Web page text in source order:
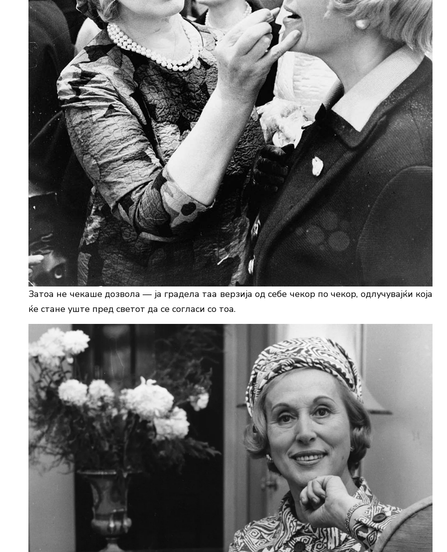
Затоа не чекаше дозвола — ја градела таа верзија од себе чекор по чекор, одлучувајќи која
ќе стане уште пред светот да се согласи со тоа.